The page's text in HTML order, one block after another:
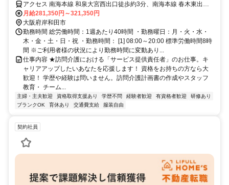
アクセス 南海本線 和泉大宮西出口徒歩約3分、南海本線 春木東出口
徒歩約14分、南海本線 岸和田中央出口(西)徒歩約16分
月給281,350円～321,350円
大阪府岸和田市
勤務時間 総労働時間：1週あたり40時間 ・勤務曜日：月・火・水・
木・金・土・日・祝 ・勤務時間： [1] 08:00～20:00 標準労働時間8時
間 ※ご利用者様の状況により勤務時間に変動あり...
仕事内容 ★訪問介護における「サービス提供責任者」のお仕事。キ
ャリアアップしたいあなたを応援します！ 資格をお持ちの方なら大
歓迎！ 学歴や経験は問いません。訪問介護計画書の作成やスタッフ
教育・ チーム...
主婦・主夫歓迎 資格取得支援あり 学歴不問 経験者歓迎 有資格者歓迎
研修あり
ブランクOK
育休あり 交通費支給 服装自由
契約社員